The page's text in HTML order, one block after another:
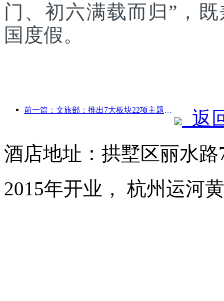
门、初六满载而归”，
国度假。
前一篇：文旅部：推出7大板块22项主题活动
返
酒店地址：拱墅区丽水
2015年开业， 杭州运